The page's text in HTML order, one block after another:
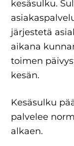
kesäsulku.
järjestetä
aikana
toimen
kesän.
Kesäsulku
palvelee
alkaen.